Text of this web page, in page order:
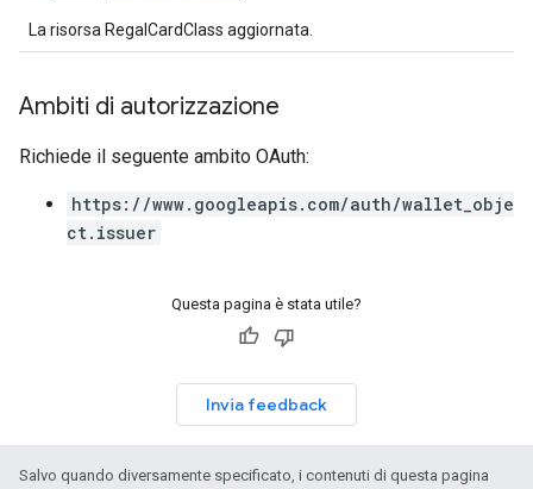
La risorsa RegalCardClass aggiornata.
Ambiti di autorizzazione
Richiede il seguente ambito OAuth:
https://www.googleapis.com/auth/wallet_obje
ct.issuer
Questa pagina è stata utile?
Invia feedback
Salvo quando diversamente specificato, i contenuti di questa pagina